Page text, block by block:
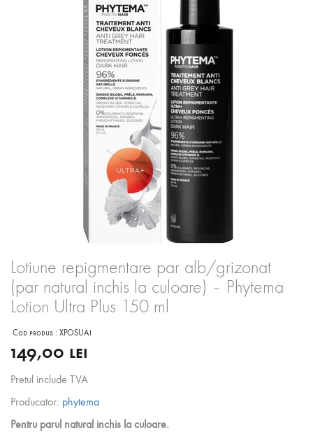
Lotiune repigmentare par alb/grizonat
(par natural inchis la culoare) – Phytema
Lotion Ultra Plus 150 ml
Cod produs : XPOSUA1
149,00 lei
Pretul include TVA
Producator: phytema
Pentru parul natural inchis la culoare.